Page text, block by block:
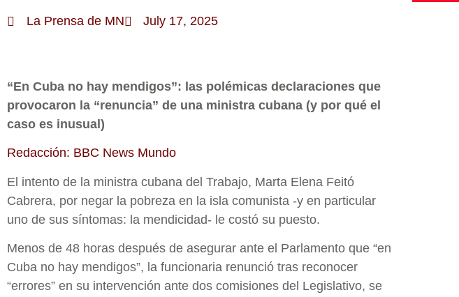
La Prensa de MN July 17, 2025
“En Cuba no hay mendigos”: las polémicas declaraciones que
provocaron la “renuncia” de una ministra cubana (y por qué el
caso es inusual)
Redacción: BBC News Mundo
El intento de la ministra cubana del Trabajo, Marta Elena Feitó
Cabrera, por negar la pobreza en la isla comunista -y en particular
uno de sus síntomas: la mendicidad- le costó su puesto.
Menos de 48 horas después de asegurar ante el Parlamento que “en
Cuba no hay mendigos”, la funcionaria renunció tras reconocer
“errores” en su intervención ante dos comisiones del Legislativo, se